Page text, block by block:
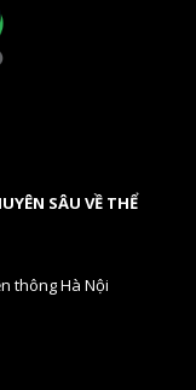
SÂU VỀ THỂ
thông Hà Nội